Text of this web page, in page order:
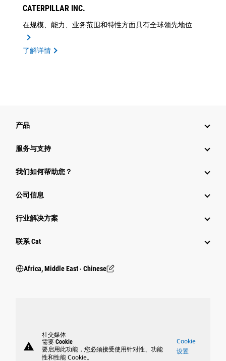
CATERPILLAR INC.
在规模、能力、业务范围和特性方面具有全球领先地位
了解详情
产品
服务与支持
我们如何帮助您？
公司信息
行业解决方案
行业
联系 Cat
Africa, Middle East ‧ Chinese
warning
社交媒体
需要 Cookie
要启用此功能，您必须接受使用针对性、功能
性和性能 Cookie。
Cookie
设置